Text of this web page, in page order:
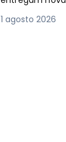
1 agosto 2026